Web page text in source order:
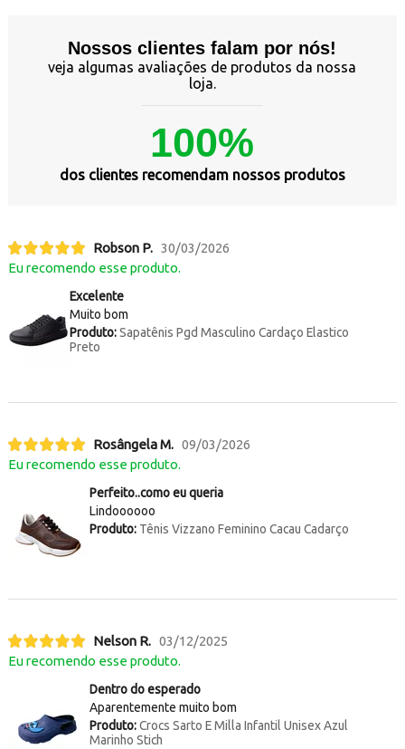
Nossos clientes falam por nós!
veja algumas avaliações de produtos da nossa
loja.
100%
dos clientes recomendam nossos produtos
Robson P. 30/03/2026
Eu recomendo esse produto.
Excelente
Muito bom
Produto:Sapatênis Pgd Masculino Cardaço Elastico
Preto
Rosângela M. 09/03/2026
Eu recomendo esse produto.
Perfeito..como eu queria
Lindoooooo
Produto:Tênis Vizzano Feminino Cacau Cadarço
Nelson R. 03/12/2025
Eu recomendo esse produto.
Dentro do esperado
Aparentemente muito bom
Produto:Crocs Sarto E Milla Infantil Unisex Azul
Marinho Stich